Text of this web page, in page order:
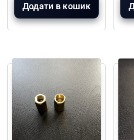
Додати в кошик